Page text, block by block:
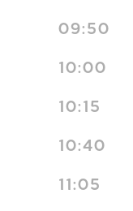
09:50
10:00
10:15
10:40
11:05